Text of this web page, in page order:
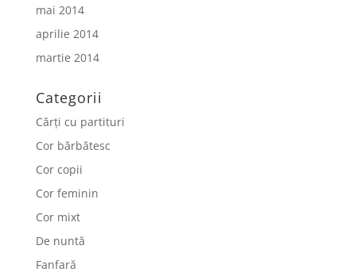
mai 2014
aprilie 2014
martie 2014
Categorii
Cărți cu partituri
Cor bărbătesc
Cor copii
Cor feminin
Cor mixt
De nuntă
Fanfară